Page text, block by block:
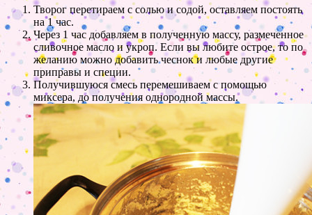
Творог перетираем с солью и содой, оставляем постоять
на 1 час.
Через 1 час добавляем в полученную массу, размеченное
сливочное масло и укроп. Если вы любите острое, то по
желанию можно добавить чеснок и любые другие
приправы и специи.
Получившуюся смесь перемешиваем с помощью
миксера, до получения однородной массы.